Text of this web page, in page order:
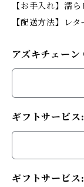
【お手入れ】濡
【配送方法】レ
アズキチェー
ギフトサービス
ギフトサービ